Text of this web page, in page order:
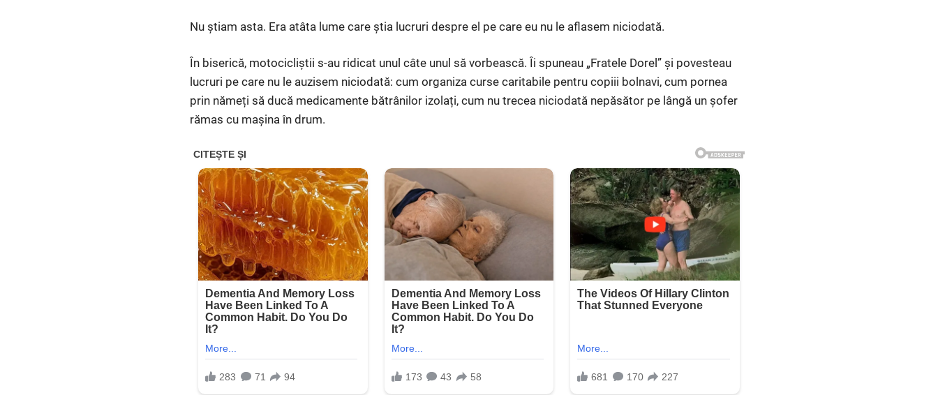
Nu știam asta. Era atâta lume care știa lucruri despre el pe care eu nu le aflasem niciodată.
În biserică, motocicliștii s-au ridicat unul câte unul să vorbească. Îi spuneau „Fratele Dorel” și povesteau
lucruri pe care nu le auzisem niciodată: cum organiza curse caritabile pentru copiii bolnavi, cum pornea
prin nămeți să ducă medicamente bătrânilor izolați, cum nu trecea niciodată nepăsător pe lângă un șofer
rămas cu mașina în drum.